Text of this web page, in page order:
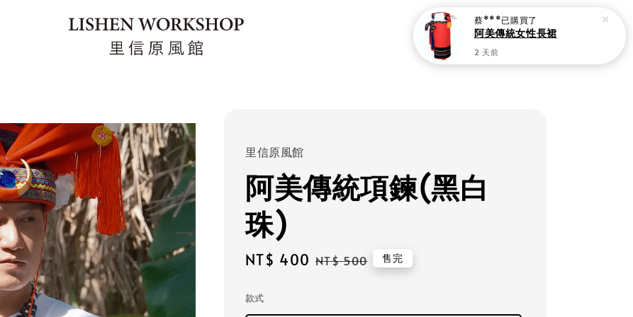
里信原風館
阿美傳統項鍊(黑白
珠)
Sale
NT$ 400 Regular
NT$ 500 售完
款式
蔡***已購買了
阿美傳統女性長裙
2 天前